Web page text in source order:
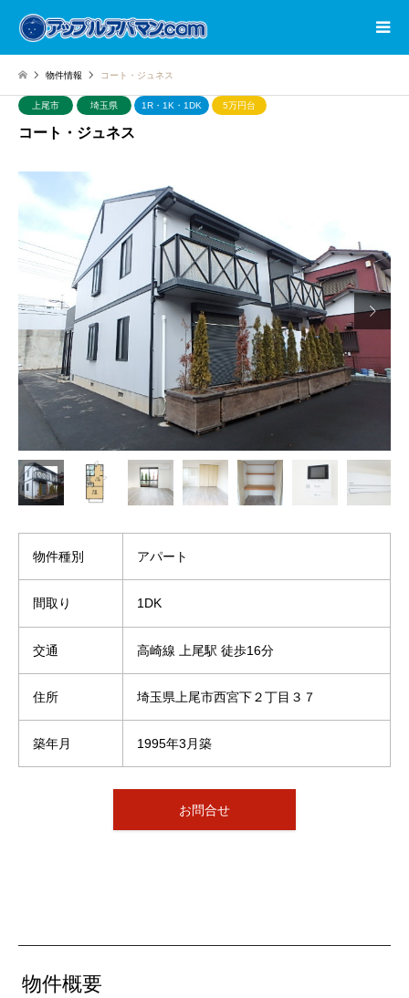
物件情報 コート・ジュネス
上尾市 埼玉県 1R・1K・1DK 5万円台
コート・ジュネス

物件種別 アパート
間取り 1DK
交通 高崎線 上尾駅 徒歩16分
住所 埼玉県上尾市西宮下２丁目３７
築年月 1995年3月築
お問合せ
物件概要